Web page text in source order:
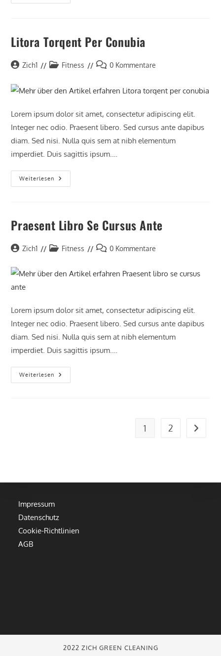
Litora Torqent Per Conubia
Zich1 Fitness 0 Kommentare
Lorem ipsum dolor sit amet, consectetur adipiscing elit.
Integer nec odio. Praesent libero. Sed cursus ante dapibus
diam. Sed nisi. Nulla quis sem at nibh elementum
imperdiet. Duis sagittis ipsum.…
Weiterlesen
Praesent Libro Se Cursus Ante
Zich1 Fitness 0 Kommentare
Lorem ipsum dolor sit amet, consectetur adipiscing elit.
Integer nec odio. Praesent libero. Sed cursus ante dapibus
diam. Sed nisi. Nulla quis sem at nibh elementum
imperdiet. Duis sagittis ipsum.…
Weiterlesen
1 2
Impressum
Datenschutz
Cookie-Richtlinien
AGB
2022 ZICH GREEN CLEANING